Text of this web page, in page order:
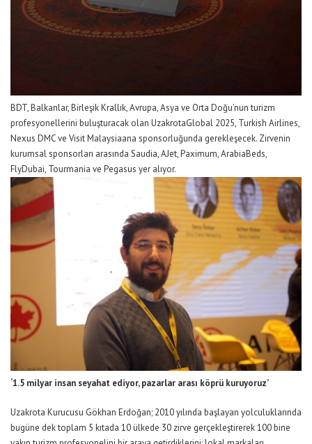
BDT, Balkanlar,Birleşik Krallık, Avrupa,Asya ve Orta Doğu’nunturizm
profesyonellerini buluşturacak olan UzakrotaGlobal 2025, Turkish Airlines,
Nexus DMC ve VisitMalaysiaana sponsorluğunda gerekleşecek. Zirvenin
kurumsal sponsorları arasında Saudia,AJet,Paximum,ArabiaBeds,
FlyDubai, Tourmania ve Pegasus yer alıyor.
‘1.5 milyar insan seyahat ediyor, pazarlar arası köprü kuruyoruz’
Uzakrota Kurucusu Gökhan Erdoğan; 2010 yılında başlayan yolculuklarında
bugüne dektoplam 5 kıtada 10 ülkede 30 zirve gerçekleştirerek 100 bine